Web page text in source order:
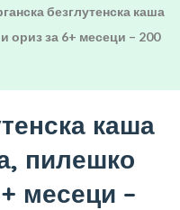
безглутенска каша
ориз за 6+ месеци – 200
каша
пилешко
месеци –